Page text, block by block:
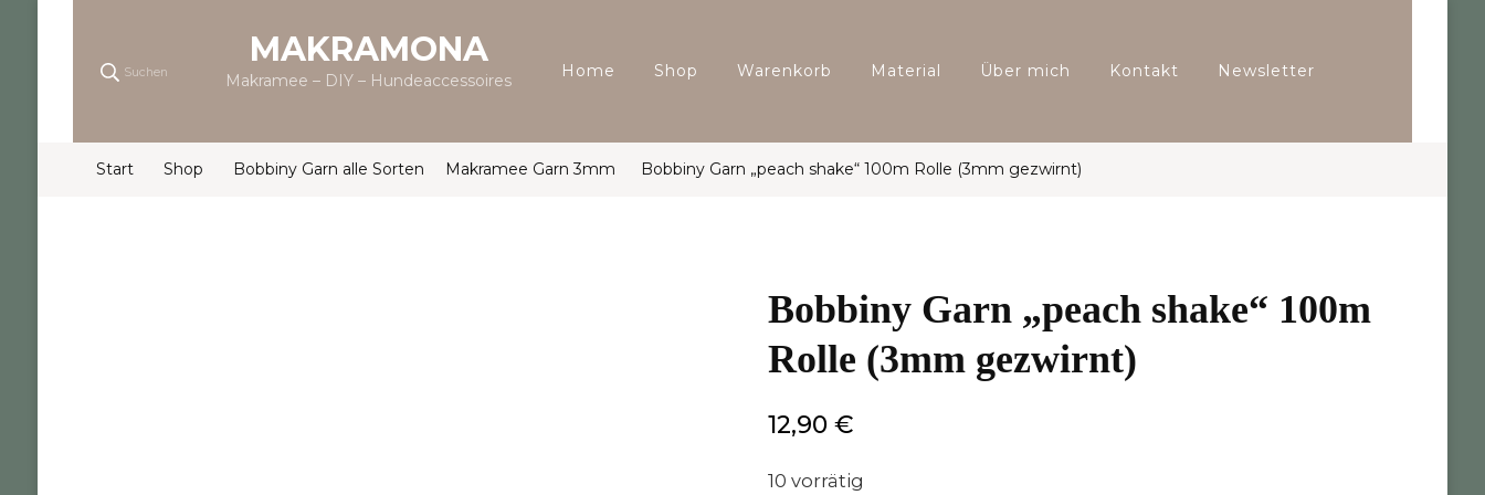
Suchen
MAKRAMONA
Makramee – DIY – Hundeaccessoires Home Shop Warenkorb Material Über mich Kontakt Newsletter
Start Shop Bobbiny Garn alle Sorten Makramee Garn 3mm Bobbiny Garn „peach shake“ 100m Rolle (3mm gezwirnt)
Bobbiny Garn „peach shake“ 100m
Rolle (3mm gezwirnt)
12,90€
10 vorrätig